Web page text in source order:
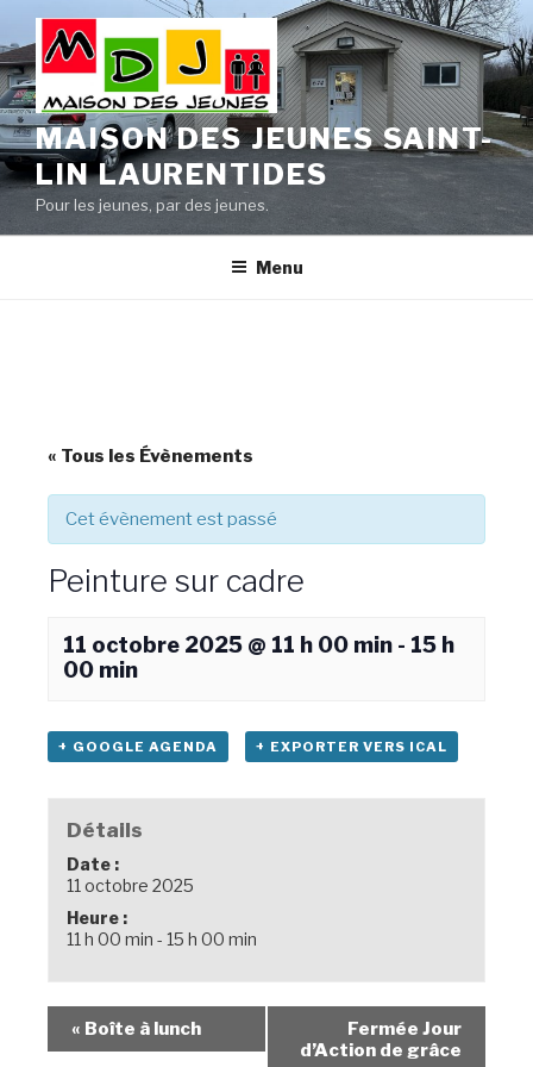
au
contenu
principal
MAISON DES JEUNES SAINT-
LIN LAURENTIDES
Pour les jeunes, par des jeunes.
Menu
« Tous les Évènements
Cet évènement est passé
Peinture sur cadre
11 octobre 2025 @ 11 h 00 min - 15 h
00 min
+ GOOGLE AGENDA + EXPORTER VERS ICAL
Détails
Date :
11 octobre 2025
Heure :
11 h 00 min - 15 h 00 min
« Boîte à lunch
Fermée Jour
d’Action de grâce